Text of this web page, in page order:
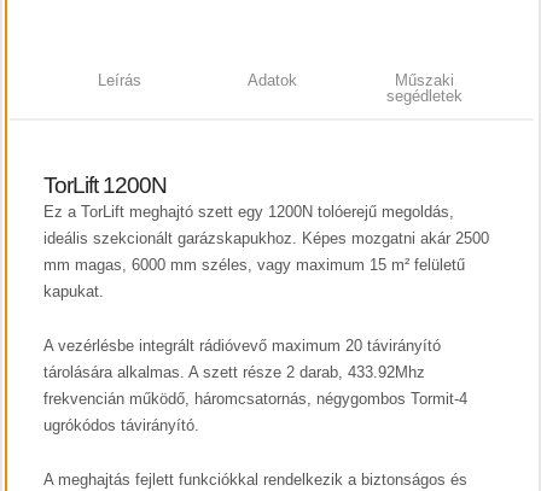
Leírás Adatok
Műszaki
segédletek
TorLift 1200N
Ez a TorLift meghajtó szett egy 1200N tolóerejű megoldás,
ideális szekcionált garázskapukhoz. Képes mozgatni akár 2500
mm magas, 6000 mm széles, vagy maximum 15 m² felületű
kapukat.
A vezérlésbe integrált rádióvevő maximum 20 távirányító
tárolására alkalmas. A szett része 2 darab, 433.92Mhz
frekvencián működő, háromcsatornás, négygombos Tormit-4
ugrókódos távirányító.
A meghajtás fejlett funkciókkal rendelkezik a biztonságos és